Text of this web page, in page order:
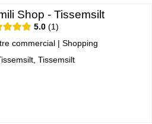
Shop - Tissemsilt
5.0
1
commercial |Shopping
Tissemsilt